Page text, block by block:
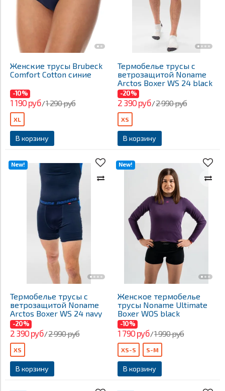
Женские трусы Brubeck
Comfort Cotton синие
-10%
1 190 руб/1 290 руб
В корзину
XL
Термобелье трусы с
ветрозащитой Noname
Arctos Boxer WS 24 black
-20%
2 390 руб/2 990 руб
В корзину
XS
New!
Термобелье трусы с
ветрозащитой Noname
Arctos Boxer WS 24 navy
-20%
2 390 руб/2 990 руб
В корзину
XS
New!
Женское термобелье
трусы Noname Ultimate
Boxer WOS black
-10%
1 790 руб/1 990 руб
В корзину
XS-S S-M